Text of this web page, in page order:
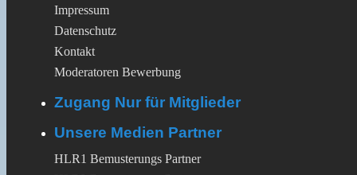
Impressum
Datenschutz
Kontakt
Moderatoren Bewerbung
Zugang Nur für Mitglieder
Unsere Medien Partner
HLR1 Bemusterungs Partner